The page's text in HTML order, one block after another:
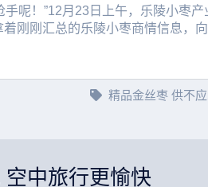
呢！”12月23日上午，乐陵小枣产
刚刚汇总的乐陵小枣商情信息，
精品金丝枣 供不
中旅行更愉快